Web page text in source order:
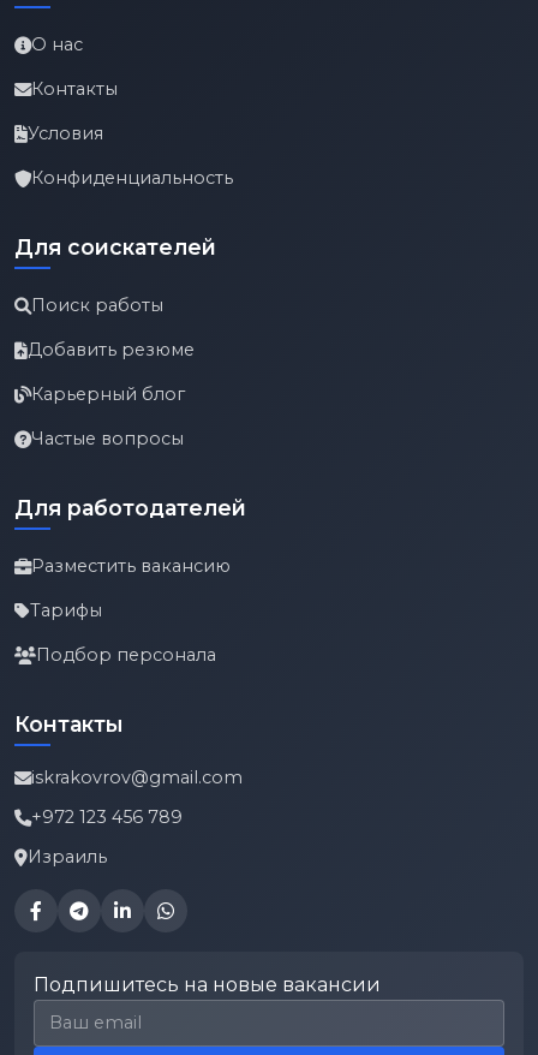
О нас
Контакты
Условия
Конфиденциальность
Для соискателей
Поиск работы
Добавить резюме
Карьерный блог
Частые вопросы
Для работодателей
Разместить вакансию
Тарифы
Подбор персонала
Контакты
iskrakovrov@gmail.com
+972 123 456 789
Израиль
Подпишитесь на новые вакансии
Email для подписки